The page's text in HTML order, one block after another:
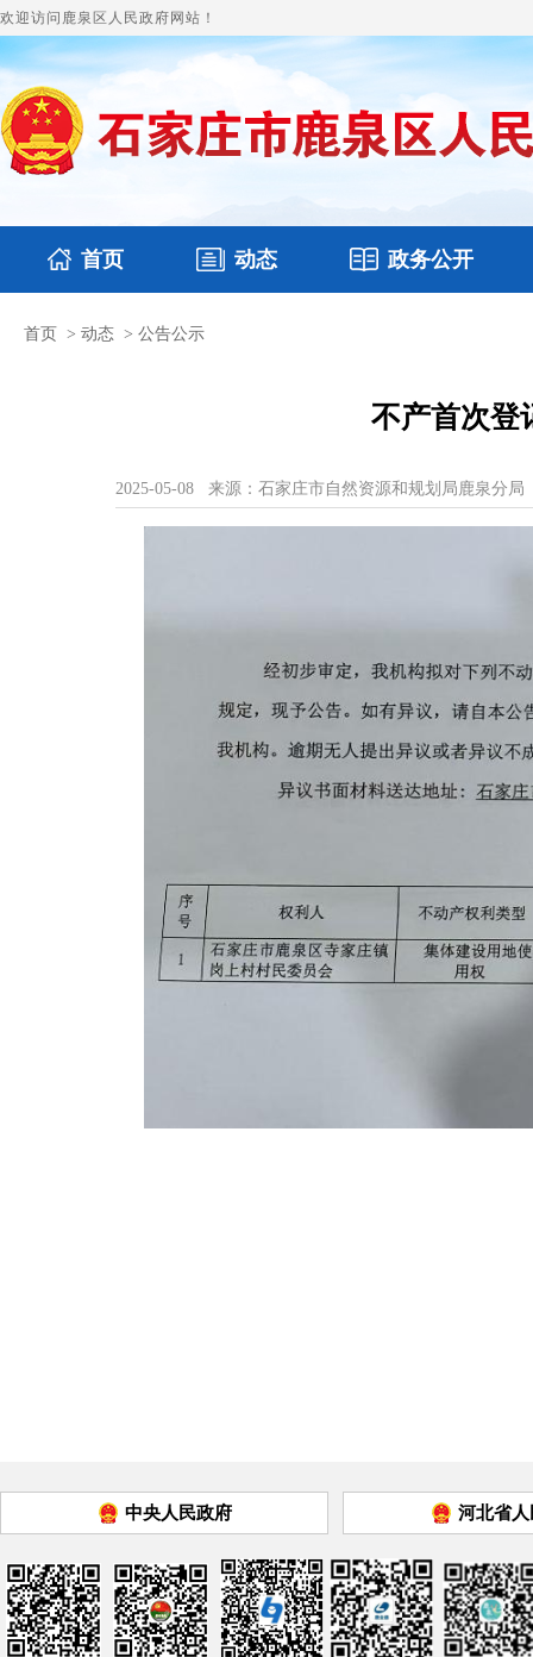
欢迎访问鹿泉区人民政府网站！
首页 动态
国务要闻
政务公开
本区文件
首页 > 动态 > 公告公示
不产首次登
2025-05-08 来源：石家庄市自然资源和规划局鹿泉分局